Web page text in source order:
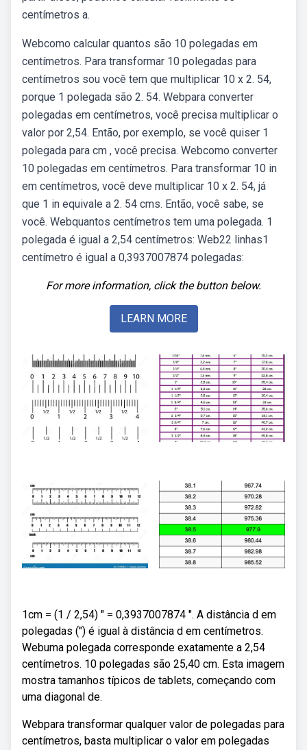
centímetros a.
Webcomo calcular quantos são 10 polegadas em
centímetros. Para transformar 10 polegadas para
centímetros sou você tem que multiplicar 10 x 2. 54,
porque 1 polegada são 2. 54. Webpara converter
polegadas em centímetros, você precisa multiplicar o
valor por 2,54. Então, por exemplo, se você quiser 1
polegada para cm , você precisa. Webcomo converter
10 polegadas em centímetros. Para transformar 10 in
em centímetros, você deve multiplicar 10 x 2. 54, já
que 1 in equivale a 2. 54 cms. Então, você sabe, se
você. Webquantos centímetros tem uma polegada. 1
polegada é igual a 2,54 centímetros: Web22 linhas1
centímetro é igual a 0,3937007874 polegadas:
For more information, click the button below.
LEARN MORE
1cm = (1 / 2,54) ″ = 0,3937007874 ″. A distância d em
polegadas (″) é igual à distância d em centímetros.
Webuma polegada corresponde exatamente a 2,54
centímetros. 10 polegadas são 25,40 cm. Esta imagem
mostra tamanhos típicos de tablets, começando com
uma diagonal de.
Webpara transformar qualquer valor de polegadas para
centímetros, basta multiplicar o valor em polegadas